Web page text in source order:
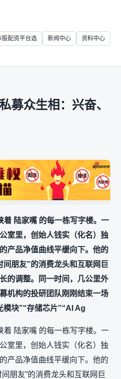
股配资平台选 新闻中心 资料中心
募众生相：兴奋、
着 陆家嘴 的每一栋写字楼。一
室里，创始人钱实（化名）独
产品净值曲线平缓向下。他的
朋友”的消费龙头和互联网巨
的调整。同一时间，几公里外
机构的投研团队刚刚结束一场
块”“存储芯片”“AI Ag
着 陆家嘴 的每一栋写字楼。一
室里，创始人钱实（化名）独
产品净值曲线平缓向下。他的
朋友”的消费龙头和互联网巨